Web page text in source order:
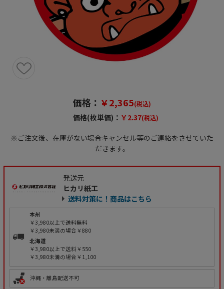
価格： ￥2,365(税込)
価格(枚単価)： ￥2.37(税込)
※ご注文後、在庫がない場合キャンセル等のご連絡をさせていた
だきます。
発送元
ヒカリ紙工
送料対策に！商品はこちら
本州
￥3,980以上で送料無料
￥3,980未満の場合￥880
北海道
￥3,980以上で送料￥550
￥3,980未満の場合￥1,100
沖縄・離島配送不可